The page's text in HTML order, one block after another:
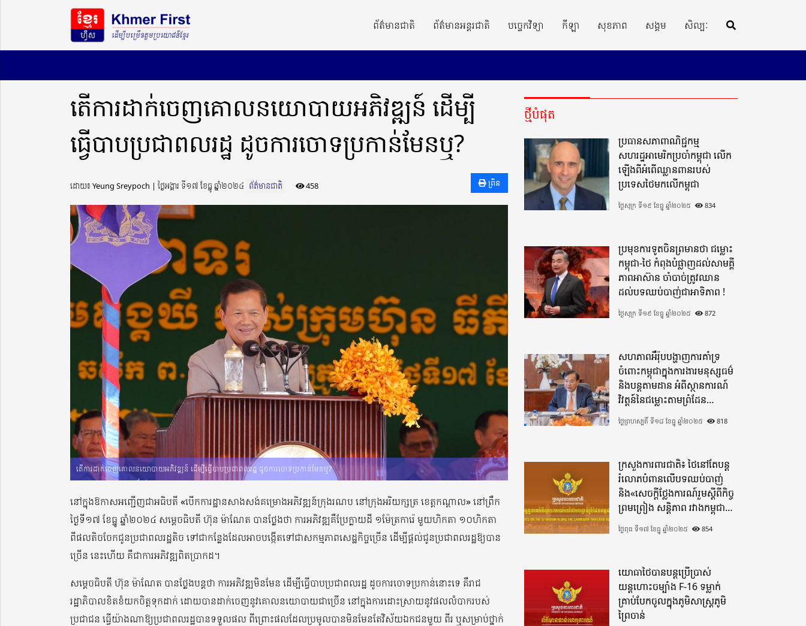
ព័ត៌មានជាតិ ព័ត៌មានអន្តរជាតិ បច្ចេកវិទ្យា កីឡា សុខភាព សង្គម សិល្បៈ
តើការដាក់ចេញគោលនយោបាយអភិវឌ្ឍន៍ ដើម្បី
ធ្វើបាបប្រជាពលរដ្ឋ ដូចការចោទប្រកាន់មែនឬ?
ដោយ៖ Yeung Sreypoch ​​ | ថ្ងៃអង្គារ ទី១៧ ខែធ្នូ ឆ្នាំ២០២៤ ព័ត៌មានជាតិ 458 ព្រីន
តើការដាក់ចេញគោលនយោបាយអភិវឌ្ឍន៍ ដើម្បីធ្វើបាបប្រជាពលរដ្ឋ ដូចការចោទប្រកាន់មែនឬ?
នៅក្នុងឱកាសអញ្ជើញជាអធិបតី «បើកការដ្ឋានសាងសង់គម្រោងអភិវឌ្ឍន៍ក្រុងរណប នៅក្រុងអរិយក្សត្រ ខេត្តកណ្តាល» នៅព្រឹក
ថ្ងៃទី១៧ ខែធ្នូ ឆ្នាំ២០២៤ សម្តេចធិបតី ហ៊ុន ម៉ាណែត បានថ្លែងថា ការអភិវឌ្ឍគឺប្រែក្លាយដី ១ម៉ែត្រការ៉េ មួយហិកតា ១០ហិកតា
ពីផលតិចចែកជូនប្រជាពលរដ្ឋតិច ទៅជាកន្លែងដែលអាចបង្កើតទៅជាសកម្មភាពសេដ្ឋកិច្ចច្រើន ដើម្បីផ្តល់ជូនប្រជាពលរដ្ឋឱ្យបាន
ច្រើន នេះហើយ គឺជាការអភិវឌ្ឍពិតប្រាកដ។
សម្តេចធិបតី ហ៊ុន ម៉ាណែត បានថ្លែងបន្តថា ការអភិវឌ្ឍមិនមែន ដើម្បីធ្វើបាបប្រជាពលរដ្ឋ ដូចការចោទប្រកាន់នោះទេ គឺរាជ
រដ្ឋាភិបាលខិតខំយកចិត្តទុកដាក់ ដោយបានដាក់ចេញនូវគោលនយោបាយជាច្រើន នៅក្នុងការដោះស្រាយនូវផលលំបាករបស់
ប្រជាជន ធ្វើយ៉ាងណាឱ្យប្រជាពលរដ្ឋបានទទួលផល ពីព្រោះផលដែលប្រមូលបានមិនមែនតែវិស័យឯកជនមួយ ពីរ ឬសម្រាប់ថ្នាក់
ថ្មីបំផុត
ប្រធានសភាពាណិជ្ជកម្ម
សហរដ្ឋអាមេរិកប្រចាំកម្ពុជា លើក
ឡើងពីអំពើឈ្លានពានរបស់
ប្រទេសថៃមកលើកម្ពុជា
ថ្ងៃសុក្រ ទី១៩ ខែធ្នូ ឆ្នាំ២០២៥ 834
ប្រមុខការទូតចិនព្រមានថា ជម្លោះ
កម្ពុជា-ថៃ កំពុងបំផ្លាញដល់សាមគ្គី
ភាពអាស៊ាន ចាំបាច់ត្រូវឈាន
ដល់បទឈប់បាញ់ជាអាទិភាព !
ថ្ងៃសុក្រ ទី១៩ ខែធ្នូ ឆ្នាំ២០២៥ 872
សហភាពអឺរ៉ុបបង្ហាញការគាំទ្រ
ចំពោះកម្ពុជាក្នុងការងារមនុស្សធម៌
និងបន្តតាមដាន អំពីស្ថានការណ៍
វិវត្តន៍នៃជម្លោះតាមព្រំដែន
ដោយយកចិត្តទុកដាក់ខ្ពស់
ថ្ងៃព្រហស្បតិ៍ ទី១៨ ខែធ្នូ ឆ្នាំ២០២៥ 818
ក្រសួងការពារជាតិ៖ ថៃនៅតែបន្ត
រំលោភបំពានលើបទឈប់បាញ់
និង«សេចក្តីថ្លែងការណ៍រួមស្តីពីកិច្ច
ព្រមព្រៀង សន្តិភាព រវាងកម្ពុជា
និងថៃ»
ថ្ងៃពុធ ទី១៧ ខែធ្នូ ឆ្នាំ២០២៥ 854
យោធាថៃបានបន្តប្រើប្រាស់
យន្តហោះចម្បាំង F-16 ទម្លាក់
គ្រាប់បែកចូលក្នុងភូមិសាស្ត្រភូមិ
ព្រៃចាន់